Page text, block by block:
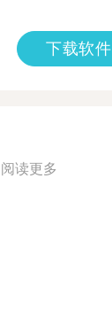
下载软件
阅读更多